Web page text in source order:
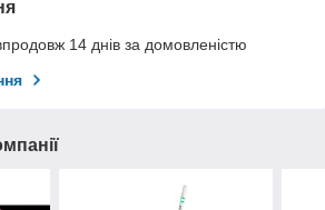
14 днів за домовленістю